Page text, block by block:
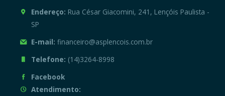
Endereço: Rua César Giacomini, 241, Lençóis Paulista -
SP
E-mail: financeiro@asplencois.com.br
Telefone: (14)3264-8998
Facebook
Atendimento: